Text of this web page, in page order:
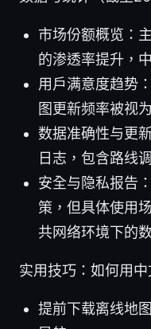
市场份额概览：
的渗透率提升，
用户满意度趋势
图更新频率被视
数据准确性与更
日志，包含路线
安全与隐私报告
策，但具体使用
共网络环境下的
实用技巧：如何用
提前下载离线地